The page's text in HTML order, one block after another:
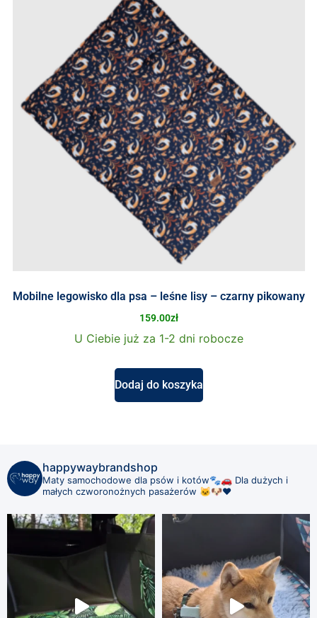
Mobilne legowisko dla psa – leśne lisy – czarny pikowany
159.00zł
U Ciebie już za 1-2 dni robocze
Dodaj do koszyka
happywaybrandshop
Maty samochodowe dla psów i kotów🐾🚗 Dla dużych i
małych czworonożnych pasażerów 🐱🐶❤️